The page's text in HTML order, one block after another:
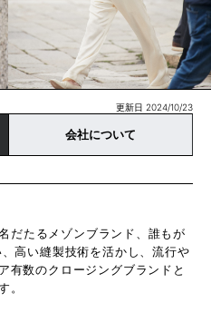
更新日 2024/10/23
会社について
だたるメゾンブランド、誰もが
高い縫製技術を活かし、流行や
有数のクロージングブランドと
。